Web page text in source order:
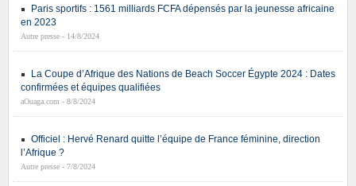
Paris sportifs : 1561 milliards FCFA dépensés par la jeunesse africaine
en 2023
Autre presse - 14/8/2024
La Coupe d’Afrique des Nations de Beach Soccer Égypte 2024 : Dates
confirmées et équipes qualifiées
aOuaga.com - 8/8/2024
Officiel : Hervé Renard quitte l’équipe de France féminine, direction
l’Afrique ?
Autre presse - 7/8/2024